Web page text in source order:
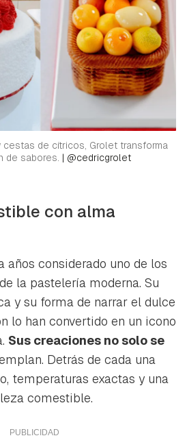
de cítricos, Grolet transforma
de sabores. | @cedricgrolet
con alma
años considerado uno de los
la pastelería moderna. Su
y su forma de narrar el dulce
lo han convertido en un icono
Sus creaciones no solo se
Detrás de cada una
temperaturas exactas y una
comestible.